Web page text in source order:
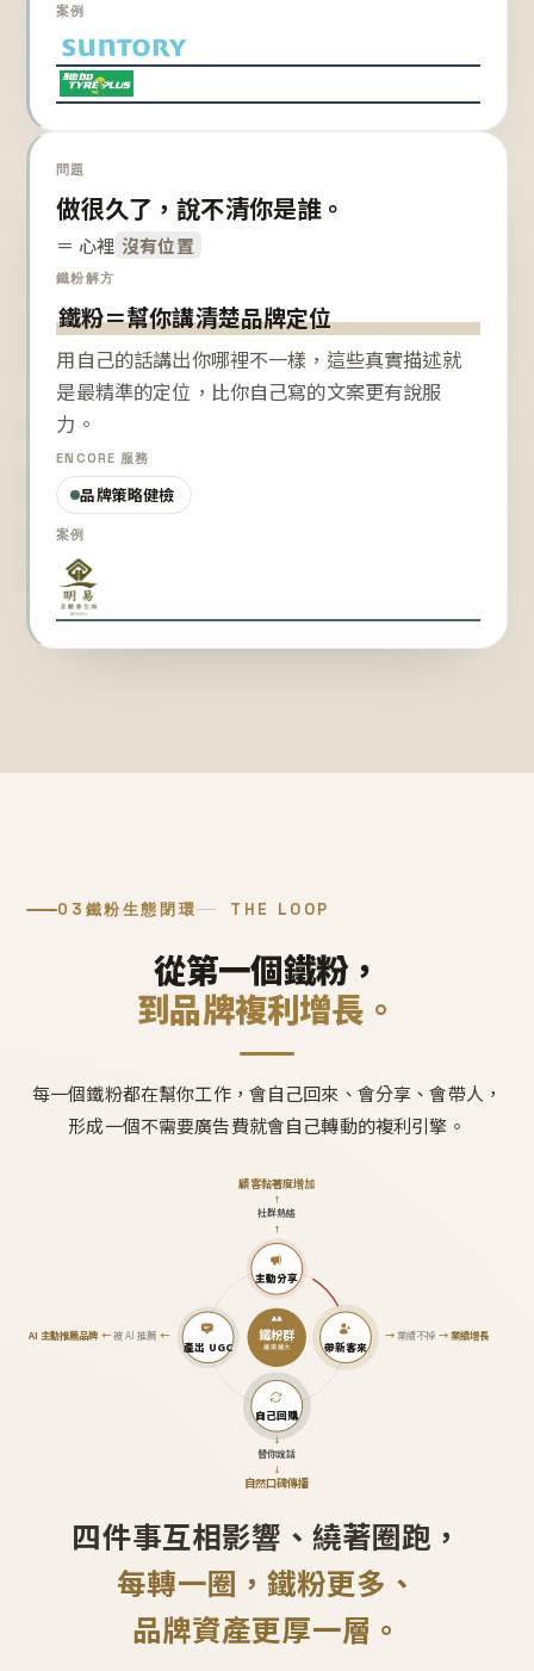
案例
問題
做很久了，說不清你是誰。
＝ 心裡 沒有位置
鐵粉解方
鐵粉＝幫你講清楚品牌定位
用自己的話講出你哪裡不一樣，這些真實描述就
是最精準的定位，比你自己寫的文案更有說服
力。
ENCORE 服務
品牌策略健檢
案例
03 鐵粉生態閉環 THE LOOP
從第一個鐵粉，
到品牌複利增長。
每一個鐵粉都在幫你工作，會自己回來、會分享、會帶人，
形成一個不需要廣告費就會自己轉動的複利引擎。
鐵粉群
越滾越大
主動分享
↑
社群熱絡
↑
顧客黏著度增加
帶新客來
→業績不掉 →業績增長
自己回購
↓
替你說話
↓
自然口碑傳播
產出 UGC
AI 主動推薦品牌←被 AI 推薦 ←
四件事互相影響、繞著圈跑，
每轉一圈，鐵粉更多、
品牌資產更厚一層。